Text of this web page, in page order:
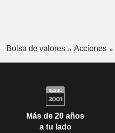
Bolsa de valores Acciones
Más de 20 años
a tu lado